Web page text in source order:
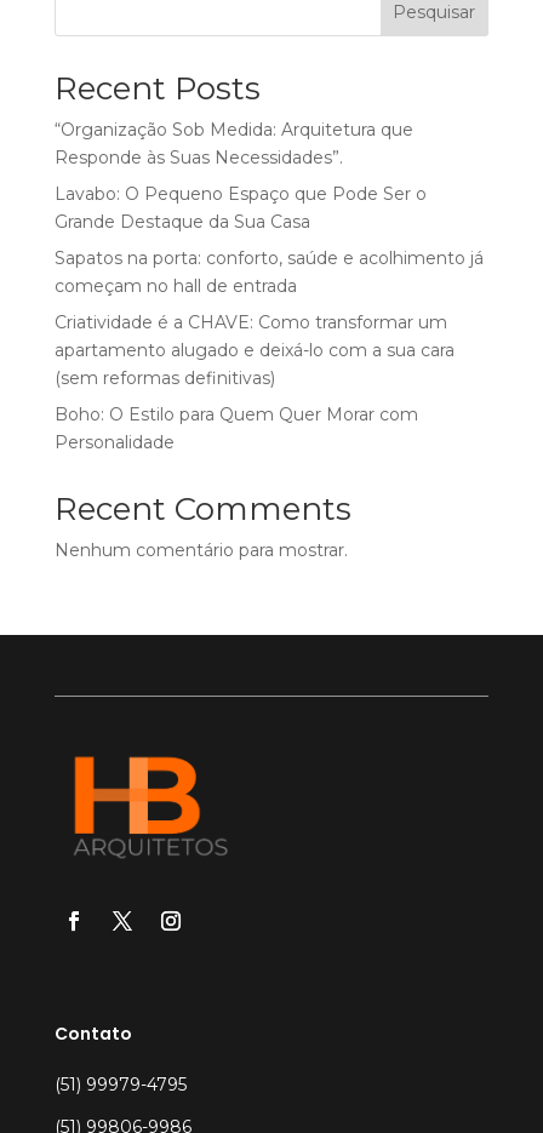
Pesquisar
Recent Posts
“Organização Sob Medida: Arquitetura que
Responde às Suas Necessidades”.
Lavabo: O Pequeno Espaço que Pode Ser o
Grande Destaque da Sua Casa
Sapatos na porta: conforto, saúde e acolhimento já
começam no hall de entrada
Criatividade é a CHAVE: Como transformar um
apartamento alugado e deixá-lo com a sua cara
(sem reformas definitivas)
Boho: O Estilo para Quem Quer Morar com
Personalidade
Recent Comments
Nenhum comentário para mostrar.
Contato
(51) 99979-4795
(51) 99806-9986